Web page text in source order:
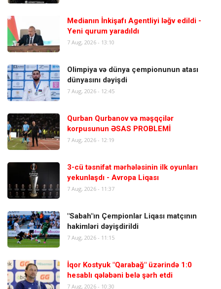
Medianın İnkişafı Agentliyi ləğv edildi -
Yeni qurum yaradıldı
7 Aug, 2026 - 13:10
Olimpiya və dünya çempionunun atası
dünyasını dəyişdi
7 Aug, 2026 - 12:45
Qurban Qurbanov və məşqçilər
korpusunun ƏSAS PROBLEMİ
7 Aug, 2026 - 12:19
3-cü təsnifat mərhələsinin ilk oyunları
yekunlaşdı - Avropa Liqası
7 Aug, 2026 - 11:37
"Sabah"ın Çempionlar Liqası matçının
hakimləri dəyişdirildi
7 Aug, 2026 - 11:15
İqor Kostyuk "Qarabağ" üzərində 1:0
hesablı qələbəni belə şərh etdi
7 Aug, 2026 - 10:30